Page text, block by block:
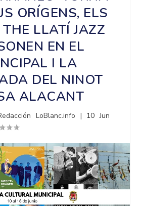
ORÍGENS, ELS
THE LLATÍ JAZZ
EN EL
I LA
DEL NINOT
ALACANT
LoBlanc.info | 10 Jun